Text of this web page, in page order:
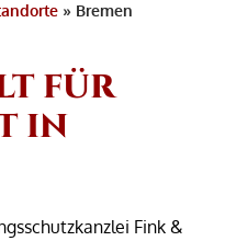
» Bremen
FÜR
IN
Fink &